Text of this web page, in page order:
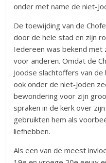
onder met name de niet-
De toewijding van de
door de hele stad en zijn
Iedereen was bekend met
voor anderen. Omdat de
Joodse slachtoffers van
ook onder de niet-Joden
bewondering voor zijn
spraken in de kerk over
gebruikten hem als
liefhebben.
Als een van de meest